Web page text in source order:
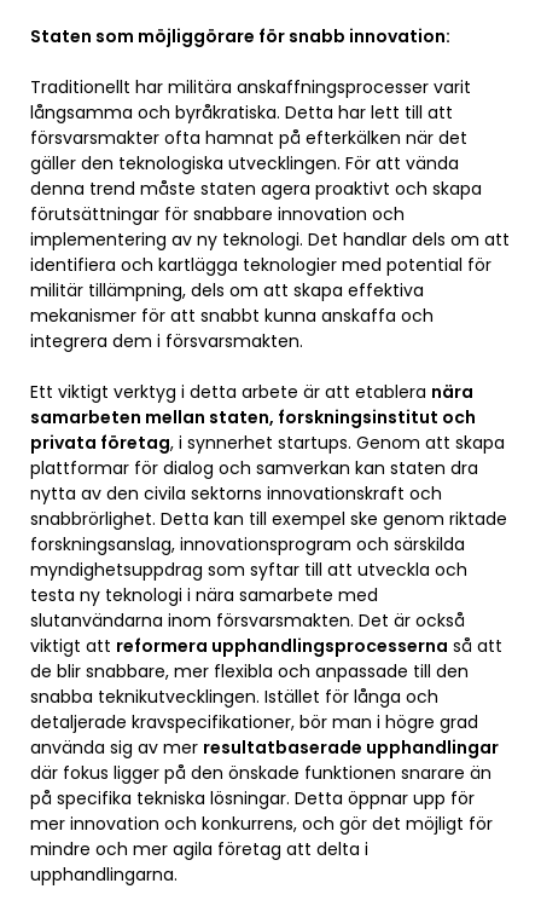
Staten som möjliggörare för snabb innovation:
Traditionellt har militära anskaffningsprocesser varit
långsamma och byråkratiska. Detta har lett till att
försvarsmakter ofta hamnat på efterkälken när det
gäller den teknologiska utvecklingen. För att vända
denna trend måste staten agera proaktivt och skapa
förutsättningar för snabbare innovation och
implementering av ny teknologi. Det handlar dels om att
identifiera och kartlägga teknologier med potential för
militär tillämpning, dels om att skapa effektiva
mekanismer för att snabbt kunna anskaffa och
integrera dem i försvarsmakten.
Ett viktigt verktyg i detta arbete är att etablera nära
samarbeten mellan staten, forskningsinstitut och
privata företag, i synnerhet startups. Genom att skapa
plattformar för dialog och samverkan kan staten dra
nytta av den civila sektorns innovationskraft och
snabbrörlighet. Detta kan till exempel ske genom riktade
forskningsanslag, innovationsprogram och särskilda
myndighetsuppdrag som syftar till att utveckla och
testa ny teknologi i nära samarbete med
slutanvändarna inom försvarsmakten. Det är också
viktigt att reformera upphandlingsprocesserna så att
de blir snabbare, mer flexibla och anpassade till den
snabba teknikutvecklingen. Istället för långa och
detaljerade kravspecifikationer, bör man i högre grad
använda sig av mer resultatbaserade upphandlingar
där fokus ligger på den önskade funktionen snarare än
på specifika tekniska lösningar. Detta öppnar upp för
mer innovation och konkurrens, och gör det möjligt för
mindre och mer agila företag att delta i
upphandlingarna.